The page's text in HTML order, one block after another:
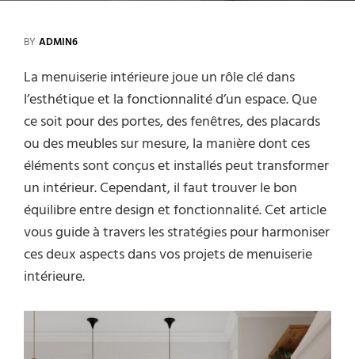
BY ADMIN6
La menuiserie intérieure joue un rôle clé dans
l’esthétique et la fonctionnalité d’un espace. Que
ce soit pour des portes, des fenêtres, des placards
ou des meubles sur mesure, la manière dont ces
éléments sont conçus et installés peut transformer
un intérieur. Cependant, il faut trouver le bon
équilibre entre design et fonctionnalité. Cet article
vous guide à travers les stratégies pour harmoniser
ces deux aspects dans vos projets de menuiserie
intérieure.